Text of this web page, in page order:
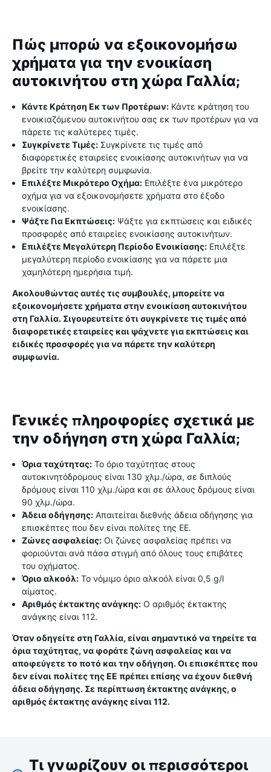
Πώς μπορώ να εξοικονομήσω
χρήματα για την ενοικίαση
αυτοκινήτου στη χώρα Γαλλία;
Κάντε Κράτηση Εκ των Προτέρων: Κάντε κράτηση του
ενοικιαζόμενου αυτοκινήτου σας εκ των προτέρων για να
πάρετε τις καλύτερες τιμές.
Συγκρίνετε Τιμές: Συγκρίνετε τις τιμές από
διαφορετικές εταιρείες ενοικίασης αυτοκινήτων για να
βρείτε την καλύτερη συμφωνία.
Επιλέξτε Μικρότερο Οχήμα: Επιλέξτε ένα μικρότερο
οχήμα για να εξοικονομήσετε χρήματα στο έξοδο
ενοικίασης.
Ψάξτε Για Εκπτώσεις: Ψάξτε για εκπτώσεις και ειδικές
προσφορές από εταιρείες ενοικίασης αυτοκινήτων.
Επιλέξτε Μεγαλύτερη Περίοδο Ενοικίασης: Επιλέξτε
μεγαλύτερη περίοδο ενοικίασης για να πάρετε μια
χαμηλότερη ημερήσια τιμή.
Ακολουθώντας αυτές τις συμβουλές, μπορείτε να
εξοικονομήσετε χρήματα στην ενοικίαση αυτοκινήτου
στη Γαλλία. Σιγουρευτείτε ότι συγκρίνετε τις τιμές από
διαφορετικές εταιρείες και ψάχνετε για εκπτώσεις και
ειδικές προσφορές για να πάρετε την καλύτερη
συμφωνία.
Γενικές πληροφορίες σχετικά με
την οδήγηση στη χώρα Γαλλία;
Όρια ταχύτητας: Το όριο ταχύτητας στους
αυτοκινητόδρομους είναι 130 χλμ./ώρα, σε διπλούς
δρόμους είναι 110 χλμ./ώρα και σε άλλους δρόμους είναι
90 χλμ./ώρα.
Άδεια οδήγησης: Απαιτείται διεθνής άδεια οδήγησης για
επισκέπτες που δεν είναι πολίτες της ΕΕ.
Ζώνες ασφαλείας: Οι ζώνες ασφαλείας πρέπει να
φοριούνται ανά πάσα στιγμή από όλους τους επιβάτες
του οχήματος.
Όριο αλκοόλ: Το νόμιμο όριο αλκοόλ είναι 0,5 g/l
αίματος.
Αριθμός έκτακτης ανάγκης: Ο αριθμός έκτακτης
ανάγκης είναι 112.
Όταν οδηγείτε στη Γαλλία, είναι σημαντικό να τηρείτε τα
όρια ταχύτητας, να φοράτε ζώνη ασφαλείας και να
αποφεύγετε το ποτό και την οδήγηση. Οι επισκέπτες που
δεν είναι πολίτες της ΕΕ πρέπει επίσης να έχουν διεθνή
άδεια οδήγησης. Σε περίπτωση έκτακτης ανάγκης, ο
αριθμός έκτακτης ανάγκης είναι 112.
Τι γνωρίζουν οι περισσότεροι